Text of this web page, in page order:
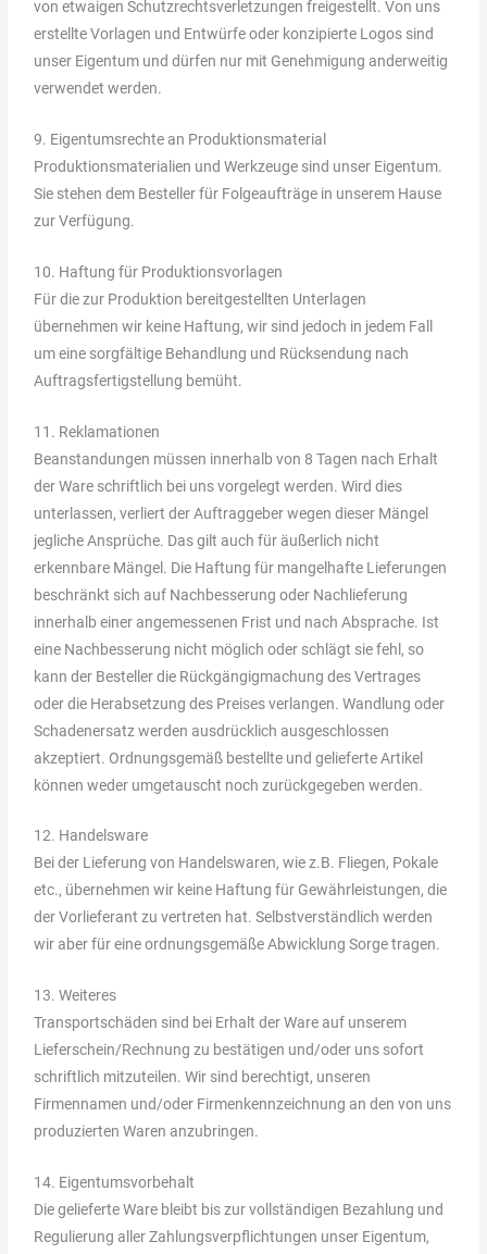
von etwaigen Schutzrechtsverletzungen freigestellt. Von uns
erstellte Vorlagen und Entwürfe oder konzipierte Logos sind
unser Eigentum und dürfen nur mit Genehmigung anderweitig
verwendet werden.
9. Eigentumsrechte an Produktionsmaterial
Produktionsmaterialien und Werkzeuge sind unser Eigentum.
Sie stehen dem Besteller für Folgeaufträge in unserem Hause
zur Verfügung.
10. Haftung für Produktionsvorlagen
Für die zur Produktion bereitgestellten Unterlagen
übernehmen wir keine Haftung, wir sind jedoch in jedem Fall
um eine sorgfältige Behandlung und Rücksendung nach
Auftragsfertigstellung bemüht.
11. Reklamationen
Beanstandungen müssen innerhalb von 8 Tagen nach Erhalt
der Ware schriftlich bei uns vorgelegt werden. Wird dies
unterlassen, verliert der Auftraggeber wegen dieser Mängel
jegliche Ansprüche. Das gilt auch für äußerlich nicht
erkennbare Mängel. Die Haftung für mangelhafte Lieferungen
beschränkt sich auf Nachbesserung oder Nachlieferung
innerhalb einer angemessenen Frist und nach Absprache. Ist
eine Nachbesserung nicht möglich oder schlägt sie fehl, so
kann der Besteller die Rückgängigmachung des Vertrages
oder die Herabsetzung des Preises verlangen. Wandlung oder
Schadenersatz werden ausdrücklich ausgeschlossen
akzeptiert. Ordnungsgemäß bestellte und gelieferte Artikel
können weder umgetauscht noch zurückgegeben werden.
12. Handelsware
Bei der Lieferung von Handelswaren, wie z.B. Fliegen, Pokale
etc., übernehmen wir keine Haftung für Gewährleistungen, die
der Vorlieferant zu vertreten hat. Selbstverständlich werden
wir aber für eine ordnungsgemäße Abwicklung Sorge tragen.
13. Weiteres
Transportschäden sind bei Erhalt der Ware auf unserem
Lieferschein/Rechnung zu bestätigen und/oder uns sofort
schriftlich mitzuteilen. Wir sind berechtigt, unseren
Firmennamen und/oder Firmenkennzeichnung an den von uns
produzierten Waren anzubringen.
14. Eigentumsvorbehalt
Die gelieferte Ware bleibt bis zur vollständigen Bezahlung und
Regulierung aller Zahlungsverpflichtungen unser Eigentum,